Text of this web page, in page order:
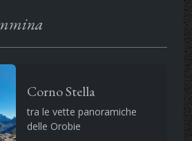
Corno Stella
tra le vette panoramiche
delle Orobie